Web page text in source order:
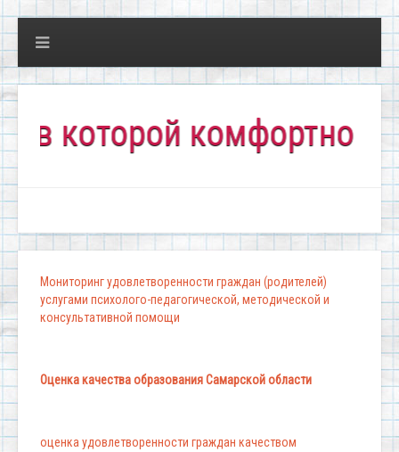
комфортно всем!"
Мониторинг удовлетворенности граждан (родителей)
услугами психолого-педагогической, методической и
консультативной помощи
Оценка качества образования Самарской области
оценка удовлетворенности граждан качеством